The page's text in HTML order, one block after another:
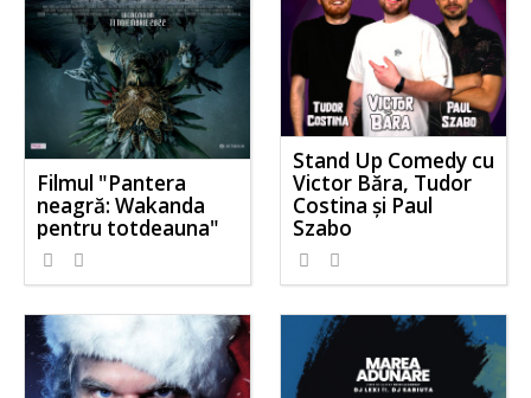
Stand Up Comedy cu
Victor Băra, Tudor
Costina și Paul
Szabo
Filmul "Pantera
neagră: Wakanda
pentru totdeauna"